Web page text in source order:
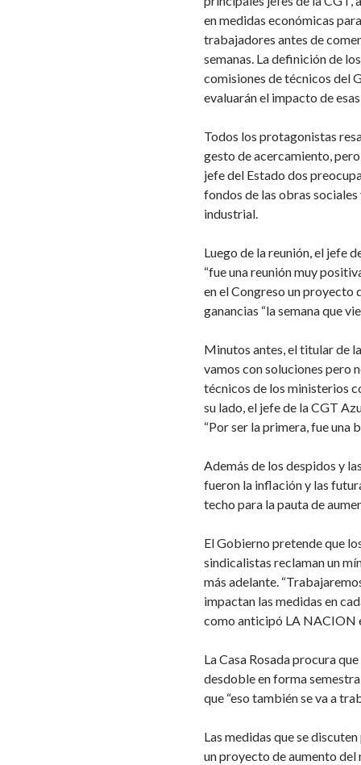
en medidas económicas
trabajadores antes de
semanas. La definición de
comisiones de técnicos del
evaluarán el impacto de
Todos los protagonistas
gesto de acercamiento,
jefe del Estado dos
fondos de las obras
industrial.
Luego de la reunión, el jefe
“fue una reunión muy
en el Congreso un proyecto
ganancias “la semana que
Minutos antes, el titular de
vamos con soluciones pero
técnicos de los ministerios
su lado, el jefe de la CGT
“Por ser la primera, fue una
Además de los despidos y
fueron la inflación y las
techo para la pauta de
El Gobierno pretende que
sindicalistas reclaman un
más adelante.
impactan las medidas en
como anticipó LA NACION
La Casa Rosada procura
desdoble en forma
que “eso también se va a
Las medidas que se
un proyecto de aumento